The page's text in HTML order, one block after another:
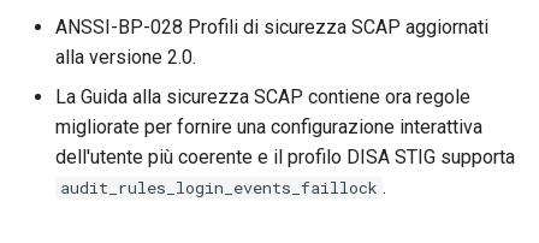
ANSSI-BP-028 Profili di sicurezza SCAP aggiornati
alla versione 2.0.
La Guida alla sicurezza SCAP contiene ora regole
migliorate per fornire una configurazione interattiva
dell'utente più coerente e il profilo DISA STIG supporta
audit_rules_login_events_faillock .